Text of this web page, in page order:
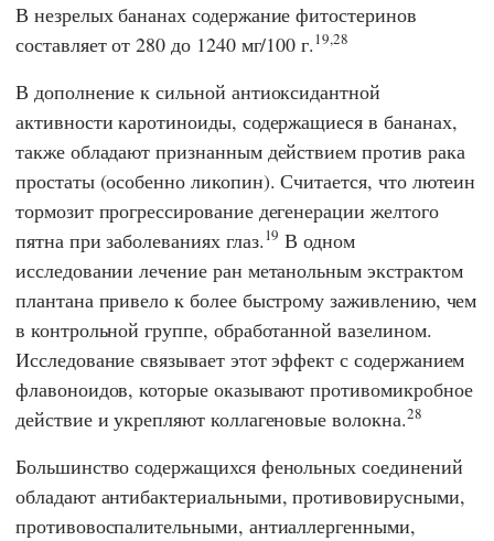
В незрелых бананах содержание фитостеринов
составляет от 280 до 1240 мг/100 г.19,28
В дополнение к сильной антиоксидантной
активности каротиноиды, содержащиеся в бананах,
также обладают признанным действием против рака
простаты (особенно ликопин). Считается, что лютеин
тормозит прогрессирование дегенерации желтого
пятна при заболеваниях глаз.19 В одном
исследовании лечение ран метанольным экстрактом
плантана привело к более быстрому заживлению, чем
в контрольной группе, обработанной вазелином.
Исследование связывает этот эффект с содержанием
флавоноидов, которые оказывают противомикробное
действие и укрепляют коллагеновые волокна.28
Большинство содержащихся фенольных соединений
обладают антибактериальными, противовирусными,
противовоспалительными, антиаллергенными,